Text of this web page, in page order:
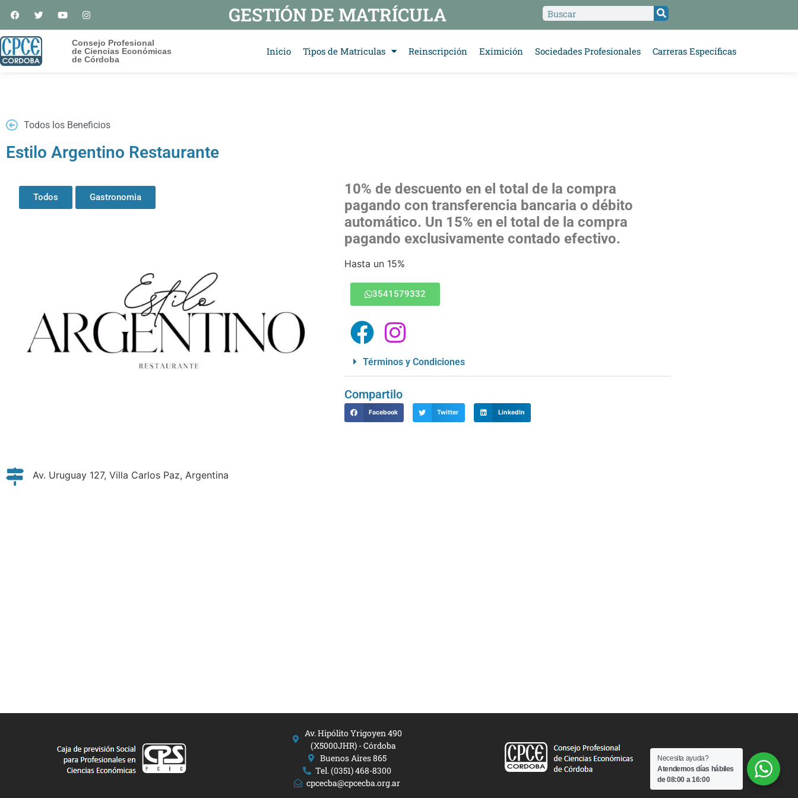
GESTIÓN DE MATRÍCULA
Consejo Profesional
de Ciencias Económicas
de Córdoba
Inicio Tipos de Matriculas Reinscripción Eximición Sociedades Profesionales Carreras Específicas
Todos los Beneficios
Estilo Argentino Restaurante
Todos Gastronomia
10% de descuento en el total de la compra
pagando con transferencia bancaria o débito
automático. Un 15% en el total de la compra
pagando exclusivamente contado efectivo.
Hasta un 15%
3541579332
Términos y Condiciones
Compartilo
Facebook Twitter LinkedIn
Av. Uruguay 127, Villa Carlos Paz, Argentina
Av. Hipólito Yrigoyen 490
(X5000JHR) - Córdoba
Buenos Aires 865
Tel. (0351) 468-8300
cpcecba@cpcecba.org.ar
Necesita ayuda?
Atendemos días hábiles
de 08:00 a 16:00